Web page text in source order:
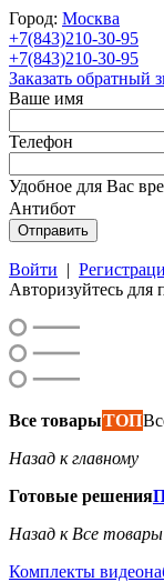
Город: Москва
+7(843)210-30-95
+7(843)210-30-95
Заказать обратный
Ваше имя
Телефон
Удобное для Вас
Антибот
Отправить
Войти |
Авторизуйтесь
Все товарыТОП
Назад к главному
Готовые решения
Назад к Все товары
Комплекты